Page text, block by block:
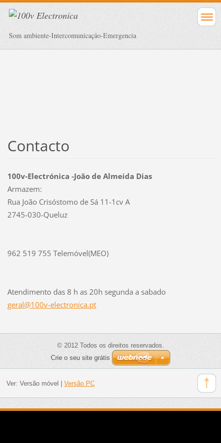
Som ambiente-Intercomunicação-Emergencia
Contacto
100v-Electrónica -João de Almeida Dias
Armazem:
Rua João Crisóstomo de Sá 11-1cv A
2745-030-Queluz
962 519 755 Telemóvel(MEO)
Atendimento das 8 h as 20h segunda a sabado
geral@100v-electronica.pt
© 2012 Todos os direitos reservados.
Crie o seu site grátis
Ver: Versão móvel Versão PC